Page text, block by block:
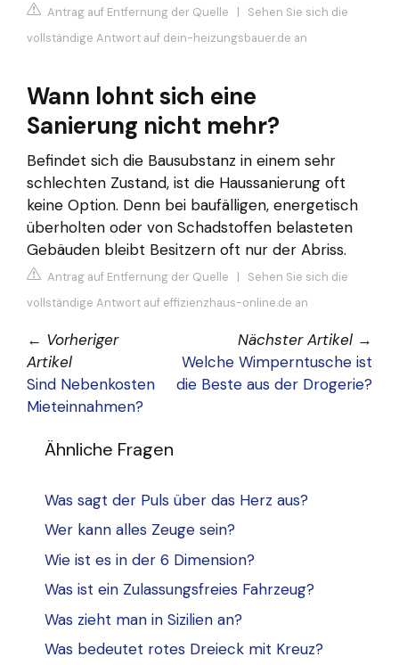
Antrag auf Entfernung der Quelle | Sehen Sie sich die
vollständige Antwort auf dein-heizungsbauer.de an
Wann lohnt sich eine
Sanierung nicht mehr?
Befindet sich die Bausubstanz in einem sehr
schlechten Zustand, ist die Haussanierung oft
keine Option. Denn bei baufälligen, energetisch
überholten oder von Schadstoffen belasteten
Gebäuden bleibt Besitzern oft nur der Abriss.
Antrag auf Entfernung der Quelle | Sehen Sie sich die
vollständige Antwort auf effizienzhaus-online.de an
← Vorheriger
Artikel
Sind Nebenkosten
Mieteinnahmen?
Nächster Artikel →
Welche Wimperntusche ist
die Beste aus der Drogerie?
Ähnliche Fragen
Was sagt der Puls über das Herz aus?
Wer kann alles Zeuge sein?
Wie ist es in der 6 Dimension?
Was ist ein Zulassungsfreies Fahrzeug?
Was zieht man in Sizilien an?
Was bedeutet rotes Dreieck mit Kreuz?